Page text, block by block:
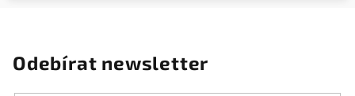
Odebírat newsletter